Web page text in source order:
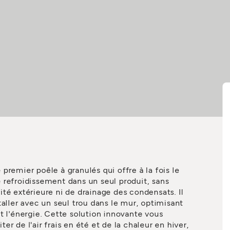
premier poêle à granulés qui offre à la fois le
dans un seul produit, sans
extérieure ni de drainage des condensats. Il
avec un seul trou dans le mur, optimisant
l'énergie. Cette solution innovante vous
de l'air frais en été et de la chaleur en hiver,